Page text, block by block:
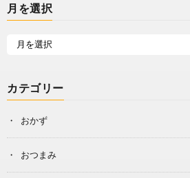
月を選択
カテゴリー
おかず
おつまみ